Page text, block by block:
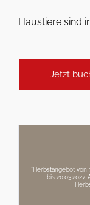
Haustiere sind
Jetzt
*Herbstangebot von
bis 20.03.2027.